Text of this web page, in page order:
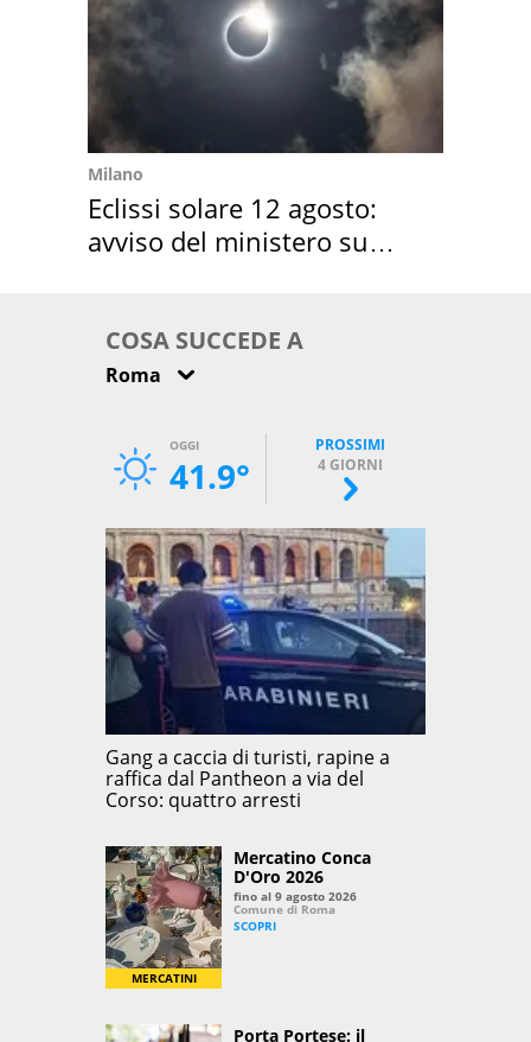
Milano
Eclissi solare 12 agosto:
avviso del ministero su